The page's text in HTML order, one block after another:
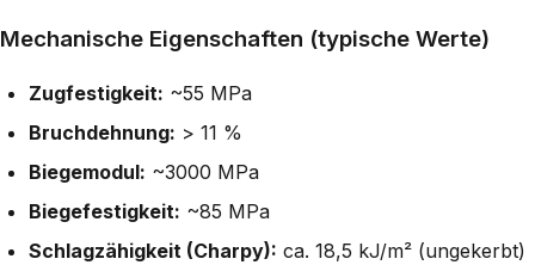
Mechanische Eigenschaften (typische Werte)
Zugfestigkeit: ~55 MPa
Bruchdehnung: > 11 %
Biegemodul: ~3000 MPa
Biegefestigkeit: ~85 MPa
Schlagzähigkeit (Charpy): ca. 18,5 kJ/m² (ungekerbt)